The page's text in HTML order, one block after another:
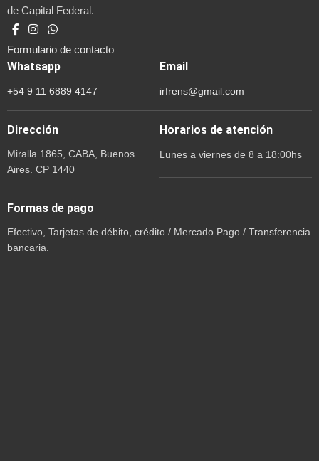
de Capital Federal.
Formulario de contacto
Whatsapp
+54 9 11 6889 4147
Email
irfrens@gmail.com
Dirección
Miralla 1865, CABA, Buenos
Aires. CP 1440
Horarios de atención
Lunes a viernes de 8 a 18:00hs
Formas de pago
Efectivo, Tarjetas de débito, crédito / Mercado Pago / Transferencia
bancaria.